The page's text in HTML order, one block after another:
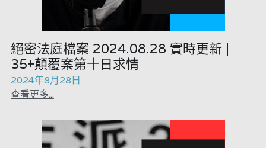
絕密法庭檔案 2024.08.28 實時更新 |
35+顛覆案第十日求情
2024年8月28日
查看更多...